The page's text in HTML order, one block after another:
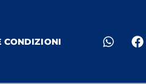
CONDIZIONI